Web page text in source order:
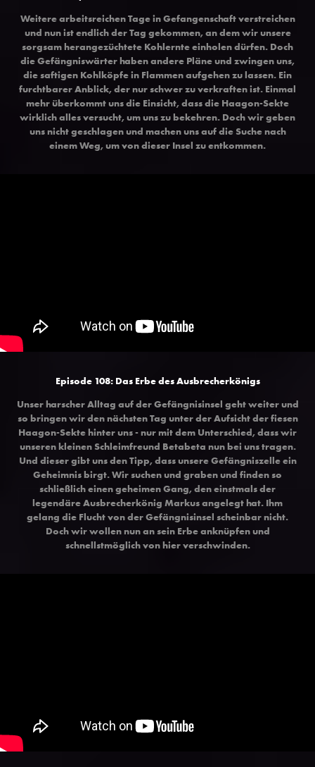
Weitere arbeitsreichen Tage in Gefangenschaft verstreichen
und nun ist endlich der Tag gekommen, an dem wir unsere
sorgsam herangezüchtete Kohlernte einholen dürfen. Doch
die Gefängniswärter haben andere Pläne und zwingen uns,
die saftigen Kohlköpfe in Flammen aufgehen zu lassen. Ein
furchtbarer Anblick, der nur schwer zu verkraften ist. Einmal
mehr überkommt uns die Einsicht, dass die Haagon-Sekte
wirklich alles versucht, um uns zu bekehren. Doch wir geben
uns nicht geschlagen und machen uns auf die Suche nach
einem Weg, um von dieser Insel zu entkommen.
Episode 108: Das Erbe des Ausbrecherkönigs
Unser harscher Alltag auf der Gefängnisinsel geht weiter und
so bringen wir den nächsten Tag unter der Aufsicht der fiesen
Haagon-Sekte hinter uns - nur mit dem Unterschied, dass wir
unseren kleinen Schleimfreund Betabeta nun bei uns tragen.
Und dieser gibt uns den Tipp, dass unsere Gefängniszelle ein
Geheimnis birgt. Wir suchen und graben und finden so
schließlich einen geheimen Gang, den einstmals der
legendäre Ausbrecherkönig Markus angelegt hat. Ihm
gelang die Flucht von der Gefängnisinsel scheinbar nicht.
Doch wir wollen nun an sein Erbe anknüpfen und
schnellstmöglich von hier verschwinden.